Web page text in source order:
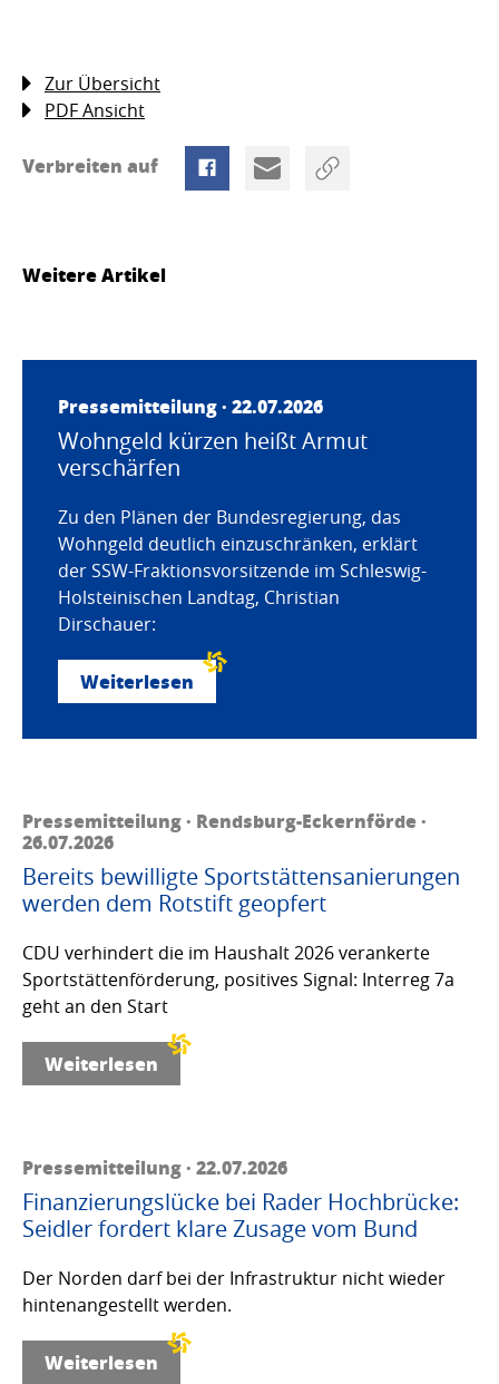
Zur Übersicht
PDF Ansicht
Verbreiten auf
Weitere Artikel
Pressemitteilung · 22.07.2026
Wohngeld kürzen heißt Armut
verschärfen
Zu den Plänen der Bundesregierung, das
Wohngeld deutlich einzuschränken, erklärt
der SSW-Fraktionsvorsitzende im Schleswig-
Holsteinischen Landtag, Christian
Dirschauer:
Weiterlesen
Pressemitteilung · Rendsburg-Eckernförde ·
26.07.2026
Bereits bewilligte Sportstättensanierungen
werden dem Rotstift geopfert
CDU verhindert die im Haushalt 2026 verankerte
Sportstättenförderung, positives Signal: Interreg 7a
geht an den Start
Weiterlesen
Pressemitteilung · 22.07.2026
Finanzierungslücke bei Rader Hochbrücke:
Seidler fordert klare Zusage vom Bund
Der Norden darf bei der Infrastruktur nicht wieder
hintenangestellt werden.
Weiterlesen